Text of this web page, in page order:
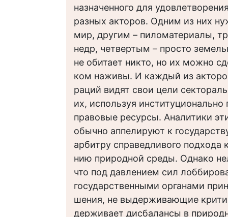
назначенного для
разных акторов. Одним из них
мир, другим – пиломатериалы,
недр, четвертым – просто
не обитает никто, но их можно
ком наживы. И каждый из
раций видят свои цели
их, используя
правовые ресурсы. Аналитики
обычно аппелируют к
арбитру справедливого подхода
нию природной среды. Однако
что под давлением сил
государственными органами
шения, не выдерживающие
держивает дисбалансы в